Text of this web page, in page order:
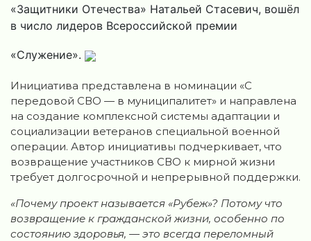
«Защитники Отечества» Натальей Стасевич, вошёл
в число лидеров Всероссийской премии
«Служение».
Инициатива представлена в номинации «С
передовой СВО — в муниципалитет» и направлена
на создание комплексной системы адаптации и
социализации ветеранов специальной военной
операции. Автор инициативы подчеркивает, что
возвращение участников СВО к мирной жизни
требует долгосрочной и непрерывной поддержки.
«Почему проект называется «Рубеж»? Потому что
возвращение к гражданской жизни, особенно по
состоянию здоровья, — это всегда переломный